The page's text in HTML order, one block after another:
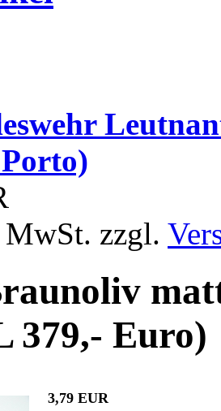
zzgl.
379,- Euro)
3,79 EUR